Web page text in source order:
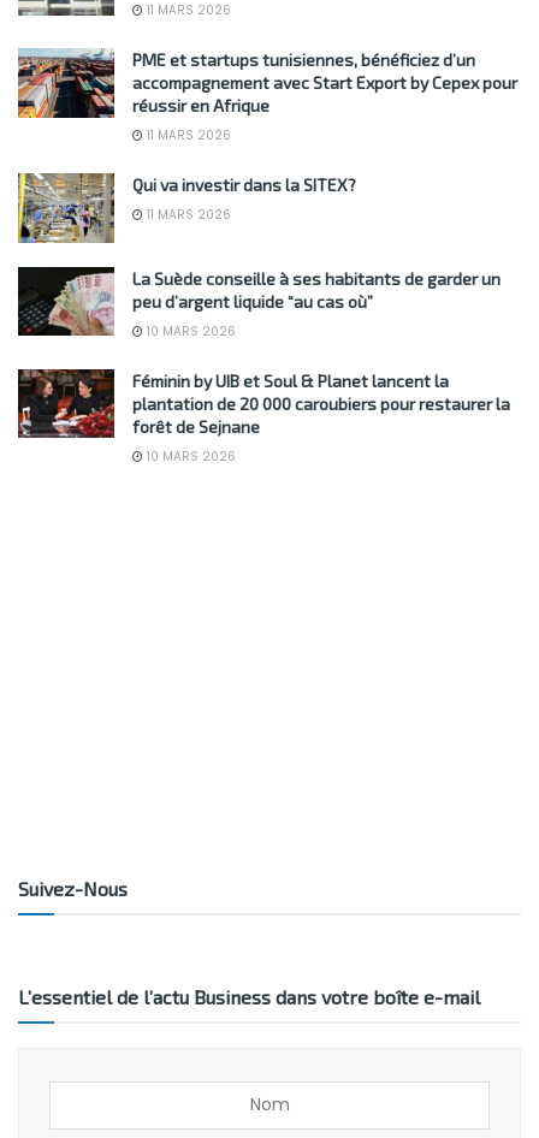
11 MARS 2026
PME et startups tunisiennes, bénéficiez d’un
accompagnement avec Start Export by Cepex pour
réussir en Afrique
11 MARS 2026
Qui va investir dans la SITEX?
11 MARS 2026
La Suède conseille à ses habitants de garder un
peu d’argent liquide “au cas où”
10 MARS 2026
Féminin by UIB et Soul & Planet lancent la
plantation de 20 000 caroubiers pour restaurer la
forêt de Sejnane
10 MARS 2026
Suivez-Nous
L’essentiel de l’actu Business dans votre boîte e-mail